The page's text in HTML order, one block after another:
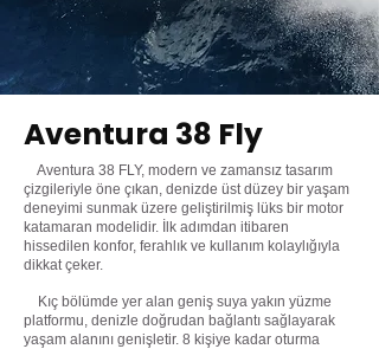
Aventura 38 Fly
Aventura 38 FLY, modern ve zamansız tasarım
çizgileriyle öne çıkan, denizde üst düzey bir yaşam
deneyimi sunmak üzere geliştirilmiş lüks bir motor
katamaran modelidir. İlk adımdan itibaren
hissedilen konfor, ferahlık ve kullanım kolaylığıyla
dikkat çeker.
Kıç bölümde yer alan geniş suya yakın yüzme
platformu, denizle doğrudan bağlantı sağlayarak
yaşam alanını genişletir. 8 kişiye kadar oturma